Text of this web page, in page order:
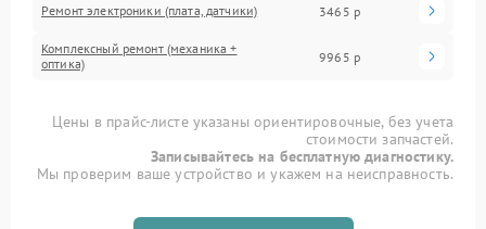
Ремонт электроники (плата, датчики) 3465 р
Комплексный ремонт (механика +
оптика)
9965 р
Цены в прайс-листе указаны ориентировочные, без учета
стоимости запчастей.
Записывайтесь на бесплатную диагностику.
Мы проверим ваше устройство и укажем на неисправность.